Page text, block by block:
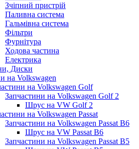
Зчіпний пристрій
Паливна система
Гальмівна система
Фільтри
Фурнітура
Ходова частина
Електрика
Диски
на Volkswagen
на Volkswagen Golf
Запчастини на Volkswagen Golf 2
Шрус на VW Golf 2
на Volkswagen Passat
Запчастини на Volkswagen Passat B6
Шрус на VW Passat B6
Запчастини на Volkswagen Passat B5